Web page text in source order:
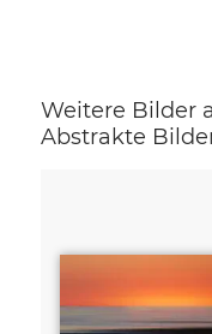
Weitere Bilder
Abstrakte